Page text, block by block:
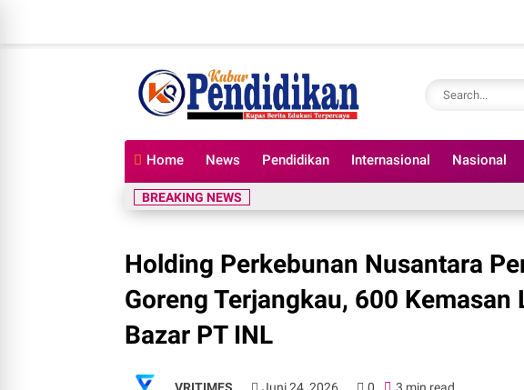
Home News Pendidikan Internasional Nasional
BREAKING NEWS
Holding Perkebunan Nusantara
Goreng Terjangkau, 600 Kemasan
Bazar PT INL
VRITIMES Juni 24, 2026 0 3 min read